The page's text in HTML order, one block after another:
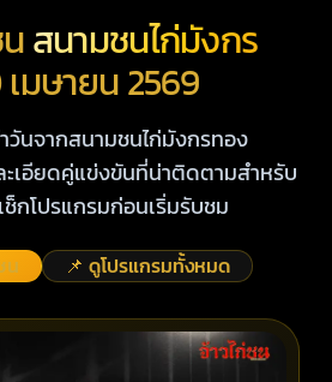
สนามชนไก่มังกร
มษายน 2569
วันจากสนามชนไก่มังกรทอง
เอียดคู่แข่งขันที่น่าติดตามสำหรับ
กโปรแกรมก่อนเริ่มรับชม
น 📌 ดูโปรแกรมทั้งหมด